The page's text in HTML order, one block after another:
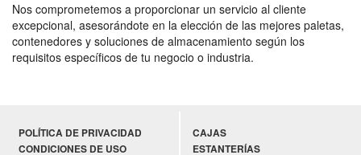
Nos comprometemos a proporcionar un servicio al cliente
excepcional, asesorándote en la elección de las mejores paletas,
contenedores y soluciones de almacenamiento según los
requisitos específicos de tu negocio o industria.
POLÍTICA DE PRIVACIDAD
CONDICIONES DE USO
CAJAS
ESTANTERÍAS